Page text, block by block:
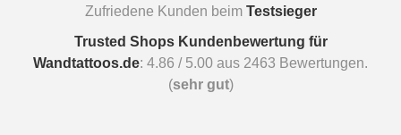
Zufriedene Kunden beim Testsieger
Trusted Shops Kundenbewertung für
Wandtattoos.de: 4.86 / 5.00 aus 2463 Bewertungen.
(sehr gut)